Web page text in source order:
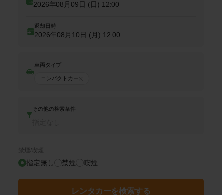
2026年08月09日 (日) 12:00
返却日時
2026年08月10日 (月) 12:00
車両タイプ
コンパクトカー
その他の検索条件
禁煙/喫煙
指定無し 禁煙 喫煙
レンタカーを検索する